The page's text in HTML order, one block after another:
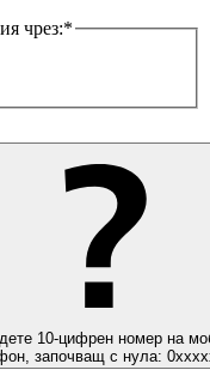
чрез:*
10-цифрен номер на
започващ с нула: